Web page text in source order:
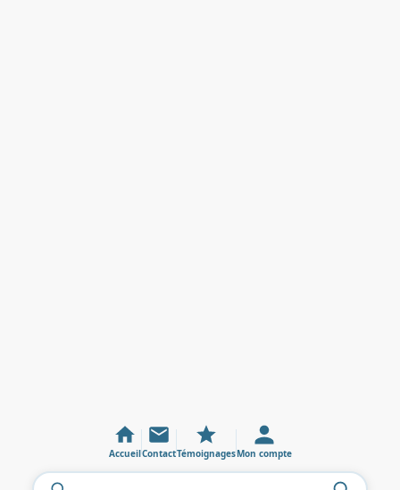
AccueilContactTémoignagesMon compte